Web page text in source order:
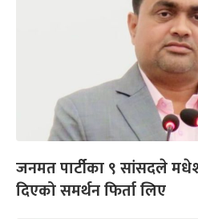
जनमत पार्टीका ९ सांसदले
दिएको समर्थन फिर्ता लिए